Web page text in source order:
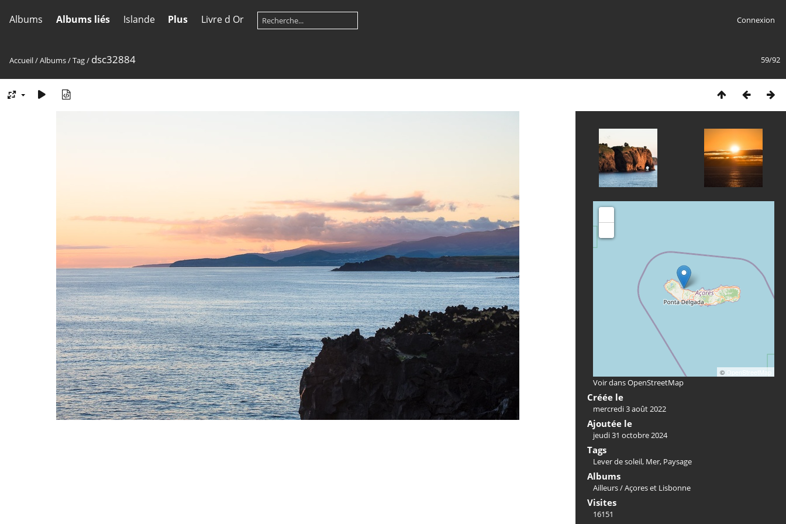
Albums Albums liés Islande Plus Livre d Or Connexion
59/92
Accueil/Albums/Tag/ dsc32884
© OpenStreetMap
Voir dans OpenStreetMap
Créée le
mercredi 3 août 2022
Ajoutée le
jeudi 31 octobre 2024
Tags
Lever de soleil, Mer, Paysage
Albums
Ailleurs/Açores et Lisbonne
Visites
16151